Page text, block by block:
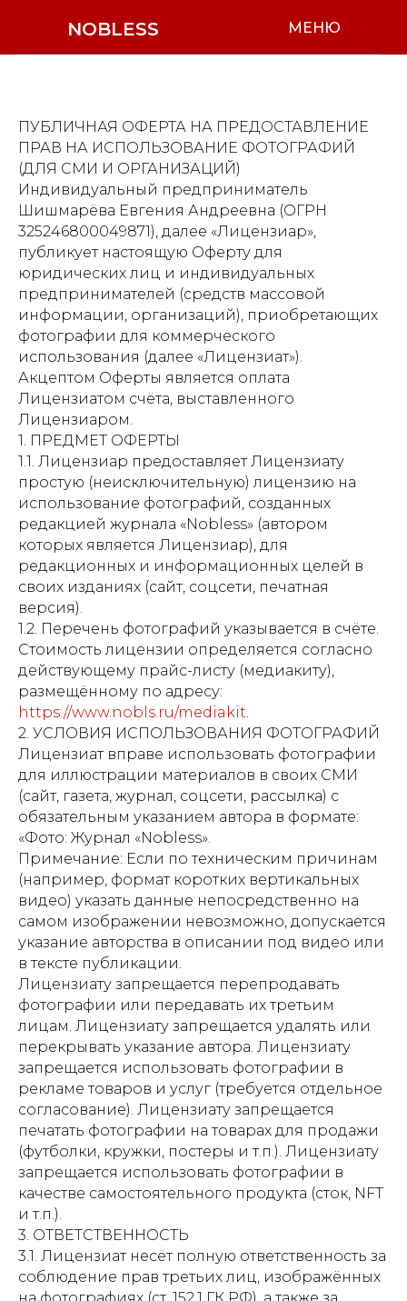
NOBLESS МЕНЮ
ПУБЛИЧНАЯ ОФЕРТА НА ПРЕДОСТАВЛЕНИЕ
ПРАВ НА ИСПОЛЬЗОВАНИЕ ФОТОГРАФИЙ
(ДЛЯ СМИ И ОРГАНИЗАЦИЙ)
Индивидуальный предприниматель
Шишмарёва Евгения Андреевна (ОГРН
325246800049871), далее «Лицензиар»,
публикует настоящую Оферту для
юридических лиц и индивидуальных
предпринимателей (средств массовой
информации, организаций), приобретающих
фотографии для коммерческого
использования (далее «Лицензиат»).
Акцептом Оферты является оплата
Лицензиатом счёта, выставленного
Лицензиаром.
1. ПРЕДМЕТ ОФЕРТЫ
1.1. Лицензиар предоставляет Лицензиату
простую (неисключительную) лицензию на
использование фотографий, созданных
редакцией журнала «Nobless» (автором
которых является Лицензиар), для
редакционных и информационных целей в
своих изданиях (сайт, соцсети, печатная
версия).
1.2. Перечень фотографий указывается в счёте.
Стоимость лицензии определяется согласно
действующему прайс-листу (медиакиту),
размещённому по адресу:
https://www.nobls.ru/mediakit.
2. УСЛОВИЯ ИСПОЛЬЗОВАНИЯ ФОТОГРАФИЙ
Лицензиат вправе использовать фотографии
для иллюстрации материалов в своих СМИ
(сайт, газета, журнал, соцсети, рассылка) с
обязательным указанием автора в формате:
«Фото: Журнал «Nobless».
Примечание: Если по техническим причинам
(например, формат коротких вертикальных
видео) указать данные непосредственно на
самом изображении невозможно, допускается
указание авторства в описании под видео или
в тексте публикации.
Лицензиату запрещается перепродавать
фотографии или передавать их третьим
лицам. Лицензиату запрещается удалять или
перекрывать указание автора. Лицензиату
запрещается использовать фотографии в
рекламе товаров и услуг (требуется отдельное
согласование). Лицензиату запрещается
печатать фотографии на товарах для продажи
(футболки, кружки, постеры и т.п.). Лицензиату
запрещается использовать фотографии в
качестве самостоятельного продукта (сток, NFT
и т.п.).
3. ОТВЕТСТВЕННОСТЬ
3.1. Лицензиат несёт полную ответственность за
соблюдение прав третьих лиц, изображённых
Свидетельство о